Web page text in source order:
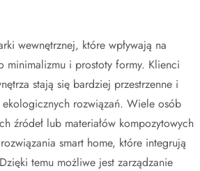
wewnętrznej, które wpływają na
minimalizmu i prostoty formy. Klienci
stają się bardziej przestrzenne i
ekologicznych rozwiązań. Wiele osób
źródeł lub materiałów kompozytowych
smart home, które integrują
temu możliwe jest zarządzanie